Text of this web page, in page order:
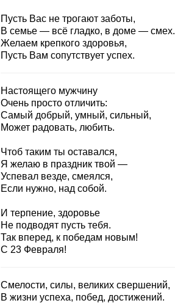
Пусть Вас не трогают заботы,
В семье — всё гладко, в доме — смех.
Желаем крепкого здоровья,
Пусть Вам сопутствует успех.
Настоящего мужчину
Очень просто отличить:
Самый добрый, умный, сильный,
Может радовать, любить.
Чтоб таким ты оставался,
Я желаю в праздник твой —
Успевал везде, смеялся,
Если нужно, над собой.
И терпение, здоровье
Не подводят пусть тебя.
Так вперед, к победам новым!
С 23 Февраля!
Смелости, силы, великих свершений,
В жизни успеха, побед, достижений.